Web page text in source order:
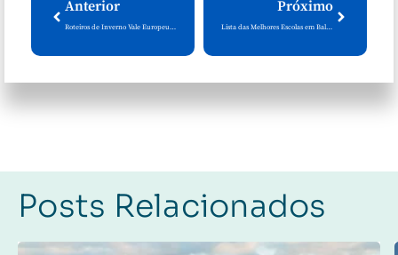
Anterior
Roteiros de Inverno Vale Europeu Santa Catarina
Próximo
Lista das Melhores Escolas em Balneário Camboriú
Posts Relacionados